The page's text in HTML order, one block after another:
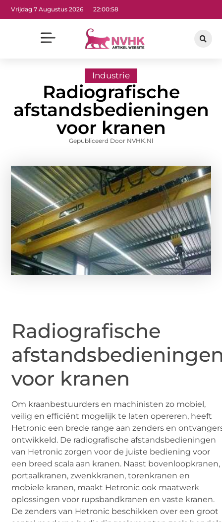
Vrijdag 7 Augustus 2026 22:00:58
Industrie
Radiografische
afstandsbedieningen
voor kranen
Gepubliceerd Door NVHK.nl
Radiografische
voor kranen
Om kraanbestuurders en machinisten zo mobiel,
veilig en efficiënt mogelijk te laten opereren, heeft
Hetronic een brede range aan zenders en
ontwikkeld. De radiografische afstandsbedieningen
van Hetronic zorgen voor de juiste bediening voor
een breed scala aan kranen. Naast bovenloopkranen,
portaalkranen, zwenkkranen, torenkranen en
mobiele kranen, maakt Hetronic ook maatwerk
oplossingen voor rupsbandkranen en vaste kranen.
De zenders van Hetronic beschikken over een groot